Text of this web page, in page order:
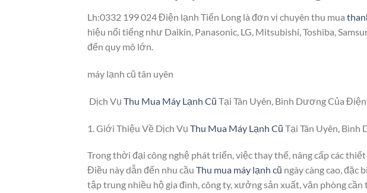
Lh:0332 199 024 Điện lạnh Tiến Long là đơn vị chuyên thu mua
hiệu nổi tiếng như Daikin, Panasonic, LG, Mitsubishi, Toshiba,
đến quy mô lớn.
máy lạnh cũ tân uyên
Dịch Vụ Thu Mua Máy Lạnh Cũ Tại Tân Uyên, Bình Dương Của
1. Giới Thiệu Về Dịch Vụ Thu Mua Máy Lạnh Cũ Tại Tân Uyên, Bình
Trong thời đại công nghệ phát triển, việc thay thế, nâng cấp các
Điều này dẫn đến nhu cầu Thu mua máy lạnh cũ ngày càng cao, đặc
tập trung nhiều hộ gia đình, công ty, xưởng sản xuất, văn phòng